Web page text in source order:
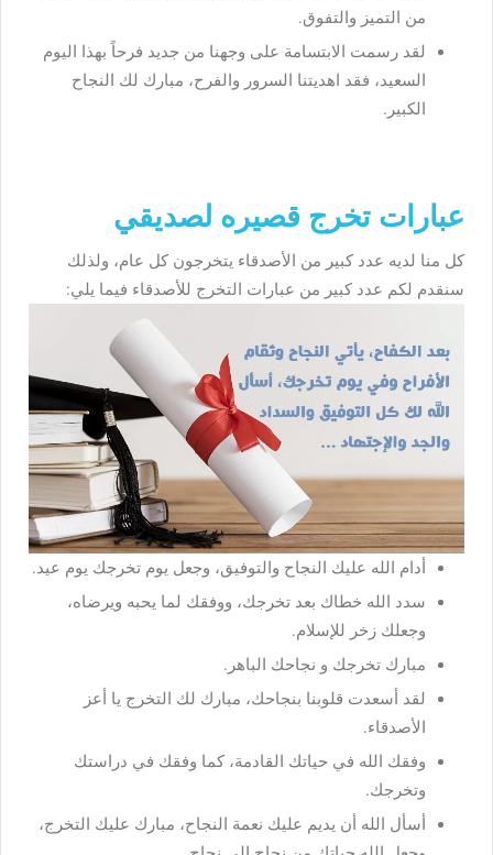
من التميز والتفوق.
لقد رسمت الابتسامة على وجهنا من جديد فرحاً بهذا اليوم
السعيد، فقد اهديتنا السرور والفرح، مبارك لك النجاح
الكبير.
عبارات تخرج قصيره لصديقي
كل منا لديه عدد كبير من الأصدقاء يتخرجون كل عام، ولذلك
سنقدم لكم عدد كبير من عبارات التخرج للأصدقاء فيما يلي:
أدام الله عليك النجاح والتوفيق، وجعل يوم تخرجك يوم عيد.
سدد الله خطاك بعد تخرجك، ووفقك لما يحبه ويرضاه،
وجعلك زخر للإسلام.
مبارك تخرجك و نجاحك الباهر.
لقد أسعدت قلوبنا بنجاحك، مبارك لك التخرج يا أعز
الأصدقاء.
وفقك الله في حياتك القادمة، كما وفقك في دراستك
وتخرجك.
أسأل الله أن يديم عليك نعمة النجاح، مبارك عليك التخرج،